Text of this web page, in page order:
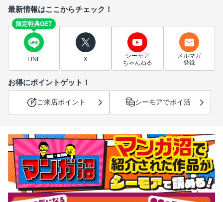
最新情報はここからチェック！
限定特典GET
LINE X
シーモア
ちゃんねる
メルマガ
登録
お得にポイントゲット！
ご来店ポイント シーモアでポイ活